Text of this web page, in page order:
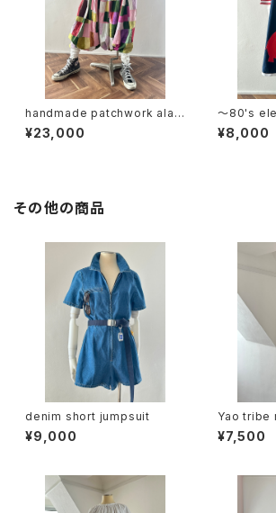
handmade patchwork alad
din pants
¥23,000
〜80's
wrap skirt
¥8,000
その他の商品
denim short jumpsuit
¥9,000
Yao tribe
¥7,500